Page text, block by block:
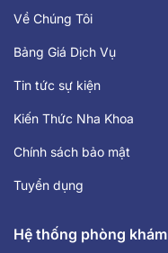
Về Chúng Tôi
Bảng Giá Dịch Vụ
Tin tức sự kiện
Kiến Thức Nha Khoa
Chính sách bảo mật
Tuyển dụng
Hệ thống phòng khám